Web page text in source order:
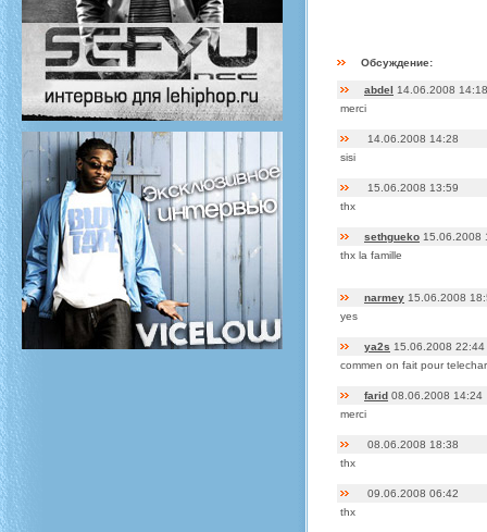
Обсуждение:
abdel 14.06.2008 14:18
merci
14.06.2008 14:28
sisi
15.06.2008 13:59
thx
sethgueko 15.06.2008
thx la famille
narmey 15.06.2008
yes
ya2s 15.06.2008 22:44
commen on fait pour
farid 08.06.2008 14:24
merci
08.06.2008 18:38
thx
09.06.2008 06:42
thx